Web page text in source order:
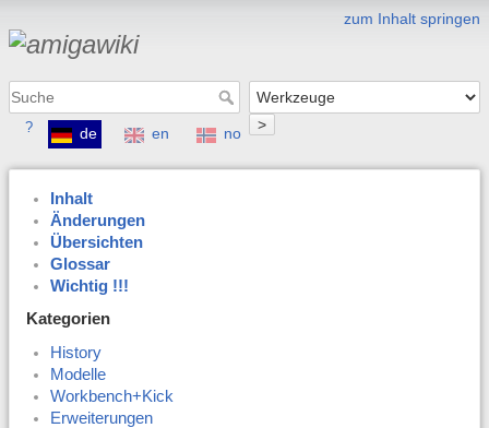
zum Inhalt springen
>
? de en no
Inhalt
Änderungen
Übersichten
Glossar
Wichtig !!!
Kategorien
History
Modelle
Workbench+Kick
Erweiterungen